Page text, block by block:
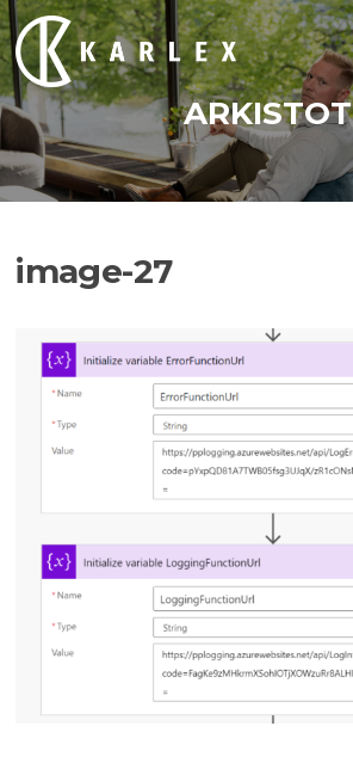
Siirry
suoraan
sisältöön
ARKISTOT
image-27